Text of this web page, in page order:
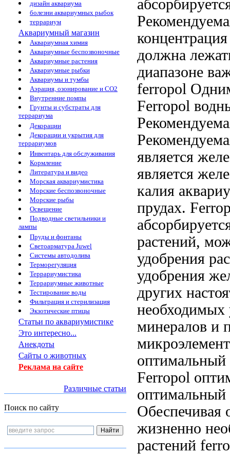
дизайн аквариума
болезни аквариумных рыбок
террариум
Аквариумный магазин
Аквариумная химия
Аквариумные беспозвоночные
Аквариумные растения
Аквариумные рыбки
Аквариумы и тумбы
Аэрация, озонирование и CO2
Внутренние помпы
Грунты и субстраты для
террариума
Декорации
Декорации и укрытия для
террариумов
Инвентарь для обслуживания
Кормление
Литература и видео
Морская аквариумистика
Морские беспозвоночные
Морские рыбы
Освещение
Подводные светильники и
лампы
Пруды и фонтаны
Светоарматура Juwel
Системы автодолива
Терморегуляция
Террариумистика
Террариумные животные
Тестирование воды
Фильтрация и стерилизация
Экзотические птицы
Статьи по аквариумистике
Это интересно...
Анекдоты
Сайты о животных
Реклама на сайте
Различные статьи
Поиск по сайту
должна
диапазоне
ferropol
Ferropol
является
является
калия
прудах.
растений,
удобрения
удобрения
других
необходимых
минералов и
Ferropol
оптимальный
Обеспечивая
жизненно
растений